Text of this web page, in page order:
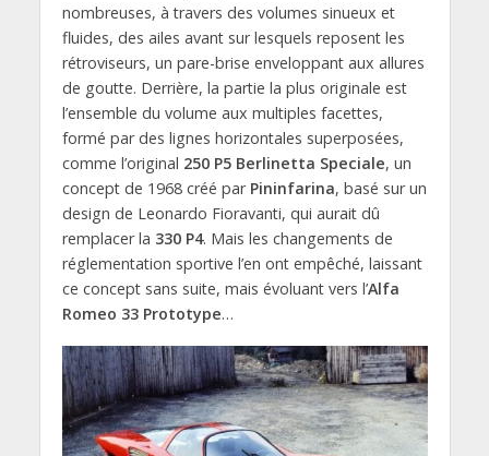
nombreuses, à travers des volumes sinueux et
fluides, des ailes avant sur lesquels reposent les
rétroviseurs, un pare-brise enveloppant aux allures
de goutte. Derrière, la partie la plus originale est
l’ensemble du volume aux multiples facettes,
formé par des lignes horizontales superposées,
comme l’original 250 P5 Berlinetta Speciale, un
concept de 1968 créé par Pininfarina, basé sur un
design de Leonardo Fioravanti, qui aurait dû
remplacer la 330 P4. Mais les changements de
réglementation sportive l’en ont empêché, laissant
ce concept sans suite, mais évoluant vers l’Alfa
Romeo 33 Prototype…